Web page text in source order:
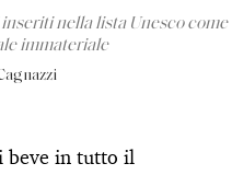
nella lista Unesco come
immateriale
beve in tutto il